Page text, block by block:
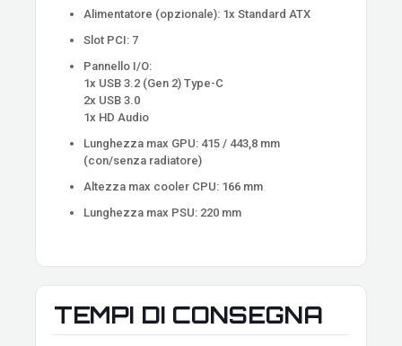
Alimentatore (opzionale): 1x Standard ATX
Slot PCI: 7
Pannello I/O:
1x USB 3.2 (Gen 2) Type-C
2x USB 3.0
1x HD Audio
Lunghezza max GPU: 415 / 443,8 mm
(con/senza radiatore)
Altezza max cooler CPU: 166 mm
Lunghezza max PSU: 220 mm
TEMPI DI CONSEGNA